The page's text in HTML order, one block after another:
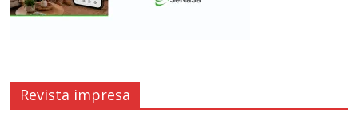
Revista impresa